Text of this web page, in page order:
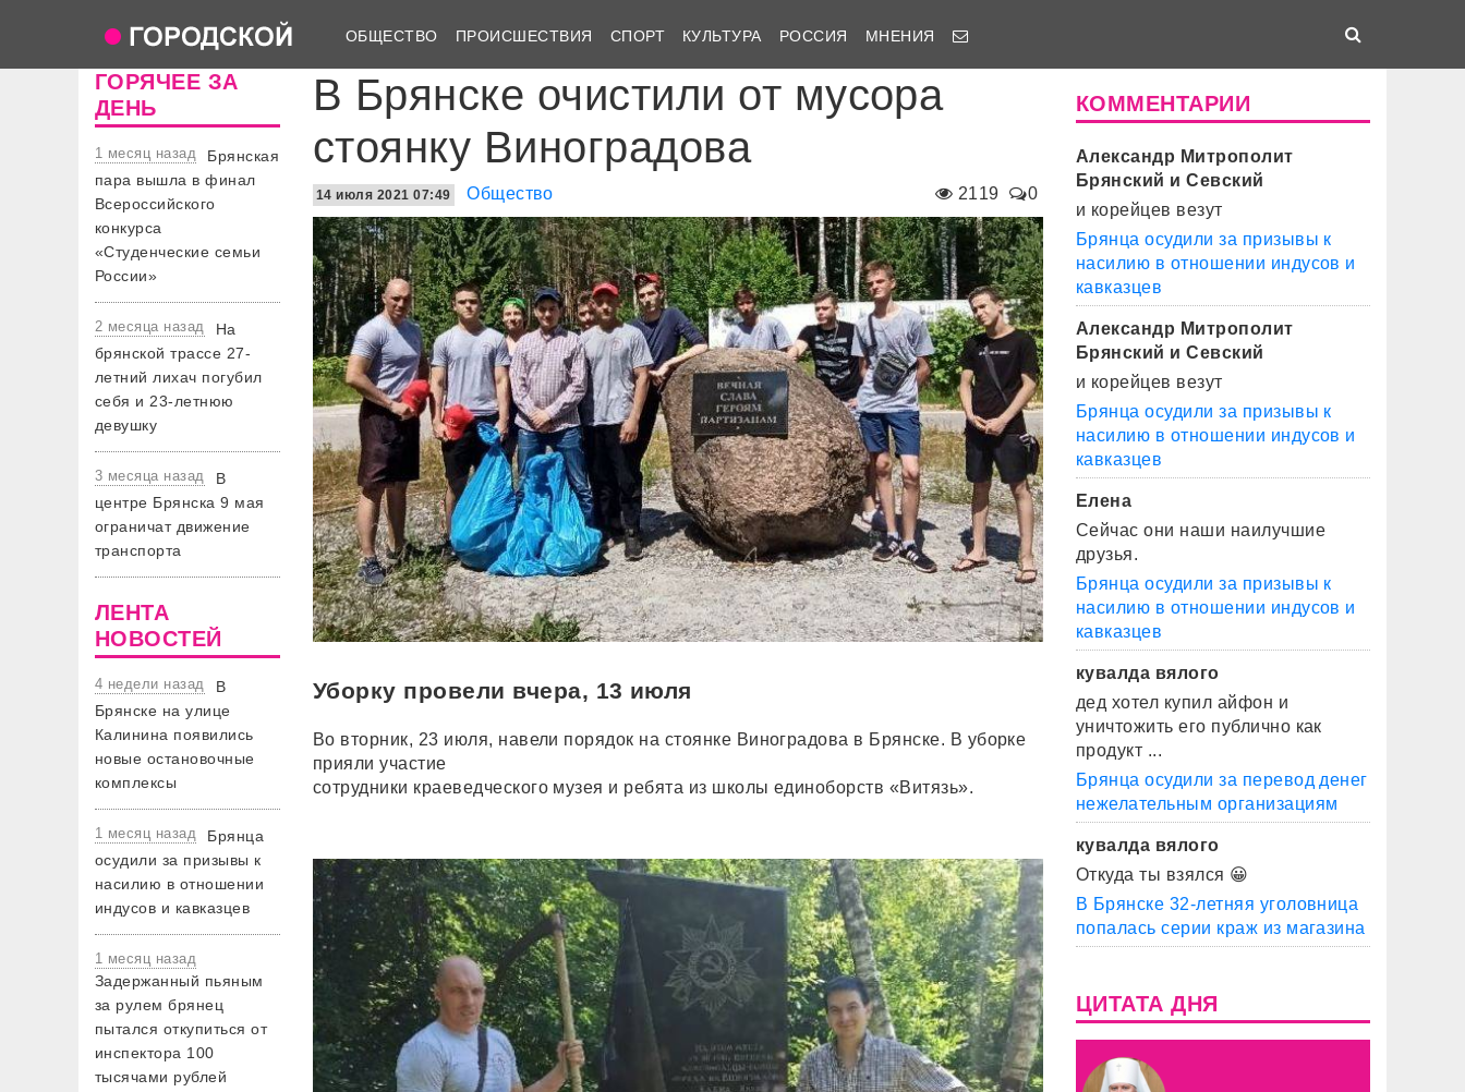
ОБЩЕСТВО ПРОИСШЕСТВИЯ СПОРТ КУЛЬТУРА РОССИЯ МНЕНИЯ
ГОРЯЧЕЕ ЗА
ДЕНЬ
1 месяц назад
Брянская
пара вышла в финал
Всероссийского
конкурса
«Студенческие семьи
России»
2 месяца назад
На
брянской трассе 27-
летний лихач погубил
себя и 23-летнюю
девушку
3 месяца назад
В
центре Брянска 9 мая
ограничат движение
транспорта
ЛЕНТА
НОВОСТЕЙ
4 недели назад
В
Брянске на улице
Калинина появились
новые остановочные
комплексы
1 месяц назад
Брянца
осудили за призывы к
насилию в отношении
индусов и кавказцев
1 месяц назад
Задержанный пьяным
за рулем брянец
пытался откупиться от
инспектора 100
тысячами рублей
В Брянске очистили от мусора
стоянку Виноградова
2119 0
14 июля 2021 07:49 Общество
Уборку провели вчера, 13 июля
Во вторник, 23 июля, навели порядок на стоянке Виноградова в Брянске. В уборке
прияли участие
сотрудники краеведческого музея и ребята из школы единоборств «Витязь».
КОММЕНТАРИИ
Александр Митрополит
Брянский и Севский
и корейцев везут
Брянца осудили за призывы к
насилию в отношении индусов и
кавказцев
Александр Митрополит
Брянский и Севский
и корейцев везут
Брянца осудили за призывы к
насилию в отношении индусов и
кавказцев
Елена
Сейчас они наши наилучшие
друзья.
Брянца осудили за призывы к
насилию в отношении индусов и
кавказцев
кувалда вялого
дед хотел купил айфон и
уничтожить его публично как
продукт ...
Брянца осудили за перевод денег
нежелательным организациям
кувалда вялого
Откуда ты взялся 😀
В Брянске 32-летняя уголовница
попалась серии краж из магазина
ЦИТАТА ДНЯ